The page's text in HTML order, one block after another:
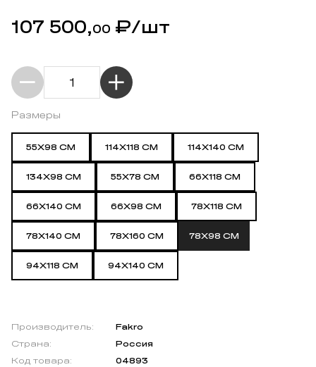
107 500,00 ₽/шт
Размеры
55X98 СМ 114X118 СМ 114X140 СМ
134X98 СМ 55X78 СМ 66X118 СМ
66X140 СМ 66X98 СМ 78X118 СМ
78X140 СМ 78X160 СМ 78X98 СМ
94X118 СМ 94X140 СМ
Производитель:
Fakro
Страна:
Россия
Код товара:
04893